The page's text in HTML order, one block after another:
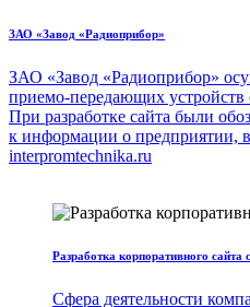
ЗАО «Завод «Радиоприбор»
ЗАО «Завод «Радиоприбор»
приемо-передающих
При разработке сайта были
к информации о предприятии,
interpromtechnika.ru
Разработка корпоративного
Сфера деятельности